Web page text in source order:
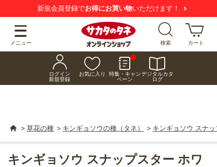
新規会員登録でお得にお買い物いただけます！
メニュー 検索 カート
ログイン
新規登録
お気に入り
特集・キャン
ペーン
デジタルカタ
ログ
> 草花の種 > キンギョソウの種（タネ） > キンギョソウ スナ
キンギョソウ スナップスター ホワ